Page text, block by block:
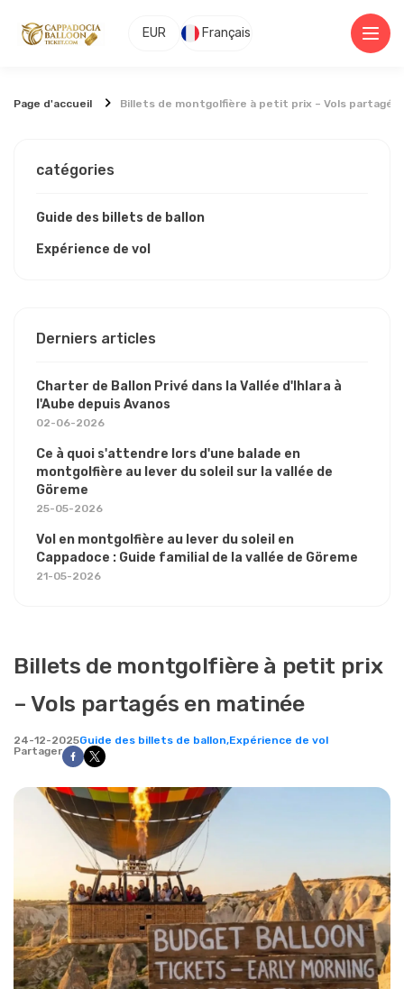
EUR Français
Page d'accueil Billets de montgolfière à petit prix – Vols partagés
Billets de montgolfière à petit prix
– Vols partagés en matinée
24-12-2025Guide des billets de ballon,Expérience de vol
Partager
catégories
Guide des billets de ballon
Expérience de vol
Derniers articles
Charter de Ballon Privé dans la Vallée d'Ihlara à
l'Aube depuis Avanos
02-06-2026
Ce à quoi s'attendre lors d'une balade en
montgolfière au lever du soleil sur la vallée de
Göreme
25-05-2026
Vol en montgolfière au lever du soleil en
Cappadoce : Guide familial de la vallée de Göreme
21-05-2026